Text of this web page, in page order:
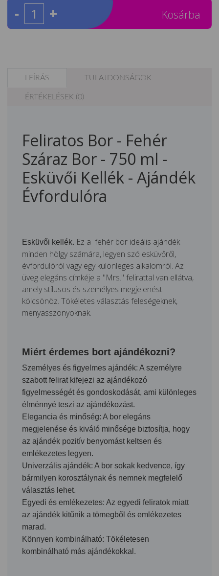
- + Kosárba
LEÍRÁS TULAJDONSÁGOK
ÉRTÉKELÉSEK (0)
Feliratos Bor - Fehér
Száraz Bor - 750 ml -
Esküvői Kellék - Ajándék
Évfordulóra
Esküvői kellék. Ez a fehér bor ideális ajándék
minden hölgy számára, legyen szó esküvőről,
évfordulóról vagy egy különleges alkalomról. Az
üveg elegáns címkéje a "Mrs." felirattal van ellátva,
amely stílusos és személyes megjelenést
kölcsönöz. Tökéletes választás feleségeknek,
menyasszonyoknak.
Miért érdemes bort ajándékozni?
Személyes és figyelmes ajándék: A személyre
szabott felirat kifejezi az ajándékozó
figyelmességét és gondoskodását, ami különleges
élménnyé teszi az ajándékozást.
Elegancia és minőség: A bor elegáns
megjelenése és kiváló minősége biztosítja, hogy
az ajándék pozitív benyomást keltsen és
emlékezetes legyen.
Univerzális ajándék: A bor sokak kedvence, így
bármilyen korosztálynak és nemnek megfelelő
választás lehet.
Egyedi és emlékezetes: Az egyedi feliratok miatt
az ajándék kitűnik a tömegből és emlékezetes
marad.
Könnyen kombinálható: Tökéletesen
kombinálható más ajándékokkal.